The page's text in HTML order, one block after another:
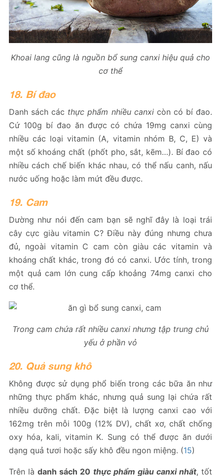
Khoai lang cũng là nguồn bổ sung canxi hiệu quả cho
cơ thể
18. Bí đao
Danh sách các thực phẩm nhiều canxicòn có bí đao.
Cứ 100g bí đao ăn được có chứa 19mg canxi cùng
nhiều các loại vitamin (A, vitamin nhóm B, C, E) và
một số khoáng chất (phốt pho, sắt, kẽm…). Bí đao có
nhiều cách chế biến khác nhau, có thể nấu canh, nấu
nước uống hoặc làm mứt đều được.
19. Cam
Dường như nói đến cam bạn sẽ nghĩ đây là loại trái
cây cực giàu vitamin C? Điều này đúng nhưng chưa
đủ, ngoài vitamin C cam còn giàu các vitamin và
khoáng chất khác, trong đó có canxi. Ước tính, trong
một quả cam lớn cung cấp khoảng 74mg canxi cho
cơ thể.
Trong cam chứa rất nhiều canxi nhưng tập trung chủ
yếu ở phần vỏ
20. Quả sung khô
Không được sử dụng phổ biến trong các bữa ăn như
những thực phẩm khác, nhưng quả sung lại chứa rất
nhiều dưỡng chất. Đặc biệt là lượng canxi cao với
162mg trên mỗi 100g (12% DV), chất xơ, chất chống
oxy hóa, kali, vitamin K. Sung có thể được ăn dưới
dạng quả tươi hoặc sấy khô đều ngon miệng. (15)
Trên làdanh sách 20 thực phẩm giàu canxi nhất, tốt